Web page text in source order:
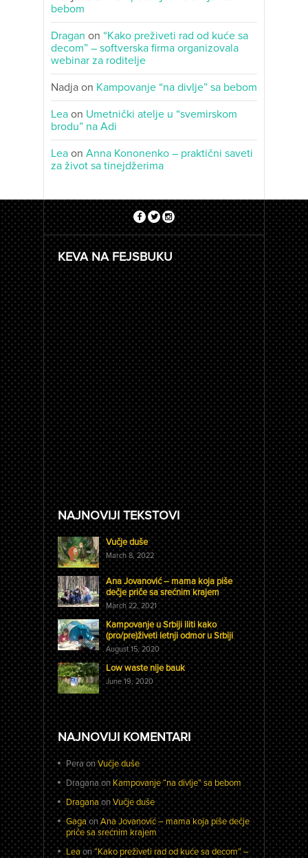
bebom
Dragan on “Kako preživeti rad od kuće sa
decom” – softverska firma organizovala
webinar za roditelje
Nadja on Kampovanje “na divlje” sa bebom
Lea on Umetnički atelje u “svemirskom
brodu” na Adi
Lea on Anna Kononenko – praktični saveti
za život sa tinejdžerima
KEVA NA FEJSBUKU
NAJNOVIJI TEKSTOVI
Vučje duše
March 8, 2022
Ana Jovanović – mama koja piše
dečje priče sa srećnim krajem
March 22, 2021
Kampovanje u Srbiji iliti kako
(pro/pre)živeti letnji odmor u Srbiji
August 15, 2020
Low waste nije bauk
June 19, 2020
NAJNOVIJI KOMENTARI
PeraonVučje duše
DraganaonKampovanje “na divlje” sa bebom
DraganaonVučje duše
GagaonAna Jovanović – mama koja piše dečje
priče sa srećnim krajem
Leaon“Kako preživeti rad od kuće sa decom” –